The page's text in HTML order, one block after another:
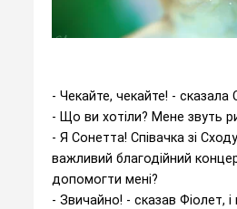
- Чекайте, чекайте! - сказала
- Що ви хотіли? Мене звуть
- Я Сонетта! Співачка зі
важливий благодійний
допомогти мені?
- Звичайно! - сказав Фіолет,